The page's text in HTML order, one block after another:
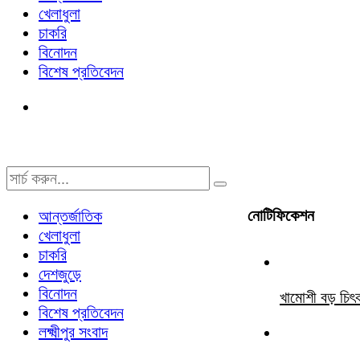
খেলাধুলা
চাকরি
বিনোদন
বিশেষ প্রতিবেদন
নোটিফিকেশন
খামোশী বড়
আন্তর্জাতিক
খেলাধুলা
চাকরি
দেশজুড়ে
বিনোদন
বিশেষ প্রতিবেদন
লক্ষ্মীপুর সংবাদ